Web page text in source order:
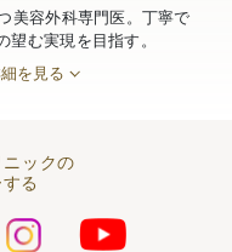
美容外科専門医。丁寧で
む実現を目指す。
を見る
ニックの
る